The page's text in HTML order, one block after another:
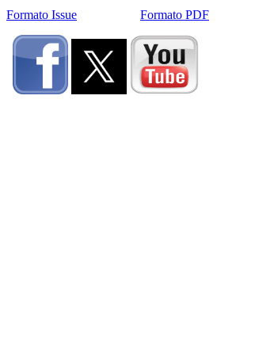
Formato Issue Formato PDF